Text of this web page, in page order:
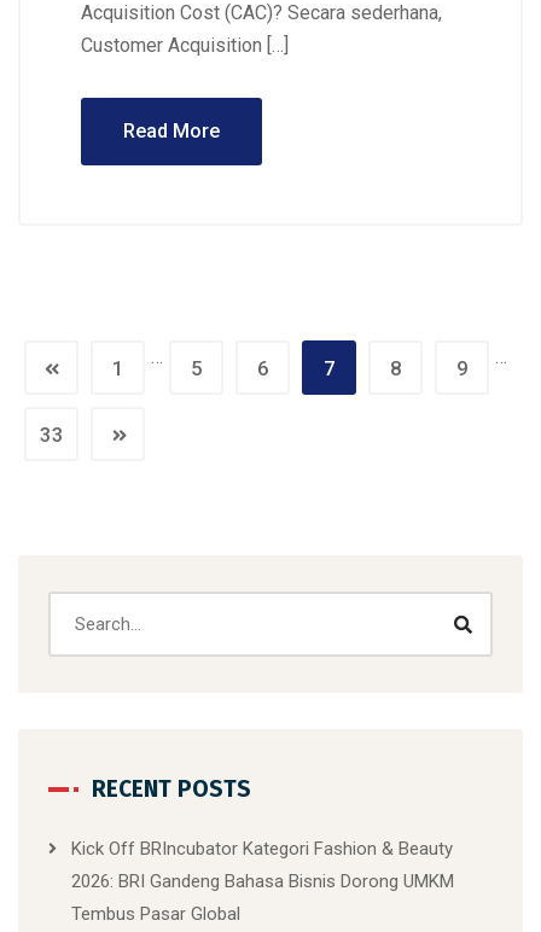
Acquisition Cost (CAC)? Secara sederhana,
Customer Acquisition […]
Read More
1 … 5 6 7 8 9 …
33
RECENT POSTS
Kick Off BRIncubator Kategori Fashion & Beauty
2026: BRI Gandeng Bahasa Bisnis Dorong UMKM
Tembus Pasar Global